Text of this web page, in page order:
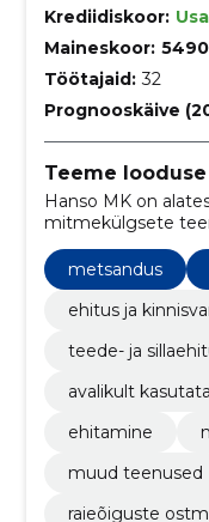
Krediidiskoor:
Maineskoor: 5490
Töötajaid: 32
Prognooskäive
Teeme
Hanso MK on
mitmekülgsete
metsaraiet,
sillaehitust ning
professionaalset
metsandus
ehitus ja
teede- ja
avalikult
ehitamine
muud teenused
raieõiguste